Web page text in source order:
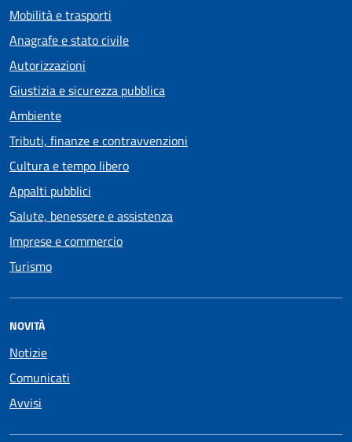
Mobilità e trasporti
Anagrafe e stato civile
Autorizzazioni
Giustizia e sicurezza pubblica
Ambiente
Tributi, finanze e contravvenzioni
Cultura e tempo libero
Appalti pubblici
Salute, benessere e assistenza
Imprese e commercio
Turismo
NOVITÀ
Notizie
Comunicati
Avvisi